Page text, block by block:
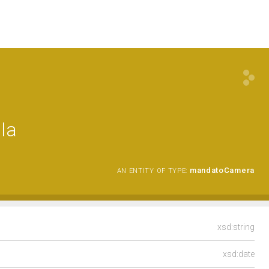
AN ENTITY OF TYPE: mandatoCamera
xsd:string
xsd:date